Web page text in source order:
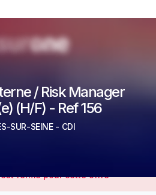
/ Risk Manager
(H/F) - Ref 156
SUR-SEINE - CDI
fermé pour cette offre